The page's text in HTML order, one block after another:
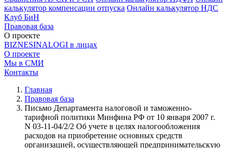
калькулятор компенсации отпуска Онлайн калькулятор НДС
Клуб БиН
Правовая база
О проекте
BIZNESINALOGI в лицах
О проекте
Мы в СМИ
Контакты
Главная
Правовая база
Письмо Департамента налоговой и таможенно-
тарифной политики Минфина РФ от 10 января 2007 г.
N 03-11-04/2/2 Об учете в целях налогообложения
расходов на приобретение основных средств
организацией, осуществляющей предпринимательскую